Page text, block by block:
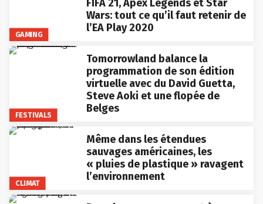
GAMING
Wars: tout ce qu’il faut retenir de
l’EA Play 2020
FESTIVALS
Tomorrowland balance la
programmation de son édition
virtuelle avec du David Guetta,
Steve Aoki et une flopée de
Belges
CLIMAT
Même dans les étendues
sauvages américaines, les
« pluies de plastique » ravagent
l’environnement